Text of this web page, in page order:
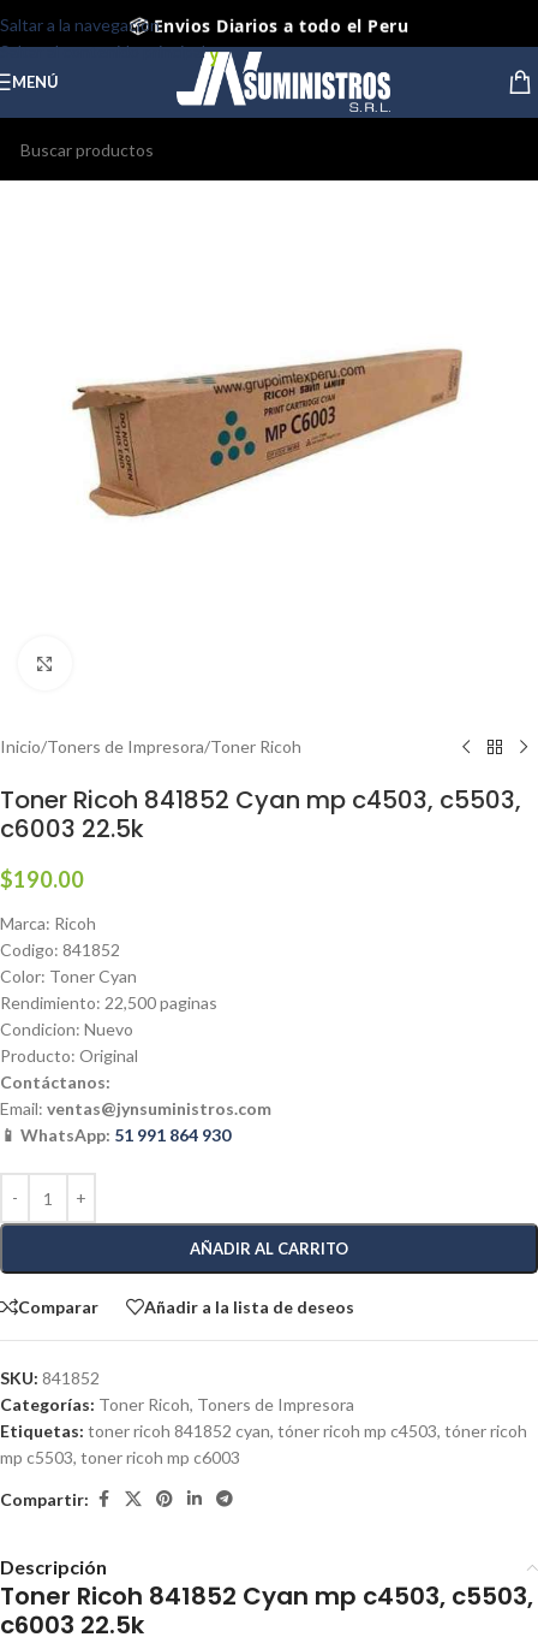
Saltar a la navegación
Saltar al contenido principal
📦 Envios Diarios a todo el Peru
🤝 Pago contra entrega Lima y Callao
⭐ Productos Originales y Nuevos
MENÚ
Inicio/Toners de Impresora/Toner Ricoh
Toner Ricoh 841852 Cyan mp c4503, c5503,
c6003 22.5k
$190.00
Marca: Ricoh
Codigo: 841852
Color: Toner Cyan
Rendimiento: 22,500 paginas
Condicion: Nuevo
Producto: Original
Contáctanos:
Email: ventas@jynsuministros.com
📱 WhatsApp: 51 991 864 930
AÑADIR AL CARRITO
Comparar Añadir a la lista de deseos
SKU: 841852
Categorías: Toner Ricoh, Toners de Impresora
Etiquetas: toner ricoh 841852 cyan, tóner ricoh mp c4503, tóner ricoh
mp c5503, toner ricoh mp c6003
Compartir:
Descripción
Toner Ricoh 841852 Cyan mp c4503, c5503,
c6003 22.5k